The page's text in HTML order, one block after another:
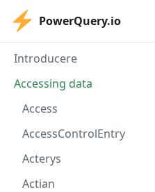
PowerQuery.io
Introducere
Accessing data
Access
AccessControlEntry
Acterys
Actian